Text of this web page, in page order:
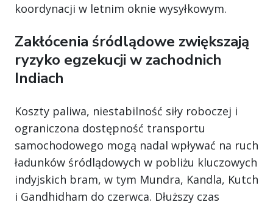
koordynacji w letnim oknie wysyłkowym.
Zakłócenia śródlądowe zwiększają
ryzyko egzekucji w zachodnich
Indiach
Koszty paliwa, niestabilność siły roboczej i
ograniczona dostępność transportu
samochodowego mogą nadal wpływać na ruch
ładunków śródlądowych w pobliżu kluczowych
indyjskich bram, w tym Mundra, Kandla, Kutch
i Gandhidham do czerwca. Dłuższy czas